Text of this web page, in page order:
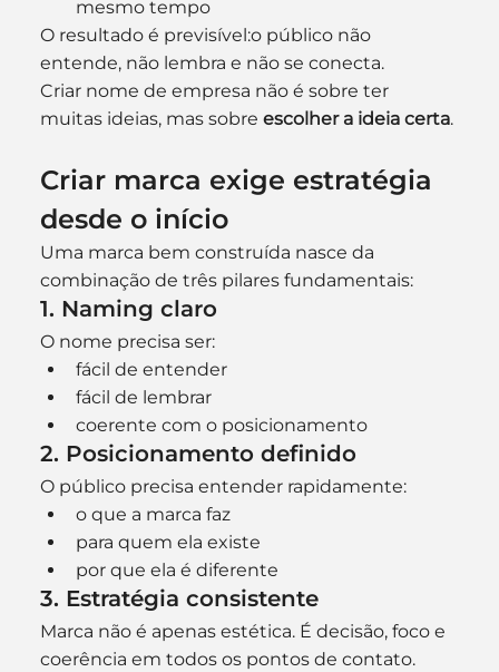
mesmo tempo
O resultado é previsível:o público não
entende, não lembra e não se conecta.
Criar nome de empresa não é sobre ter
muitas ideias, mas sobre escolher a ideia certa.
Criar marca exige estratégia
desde o início
Uma marca bem construída nasce da
combinação de três pilares fundamentais:
1. Naming claro
O nome precisa ser:
fácil de entender
fácil de lembrar
coerente com o posicionamento
2. Posicionamento definido
O público precisa entender rapidamente:
o que a marca faz
para quem ela existe
por que ela é diferente
3. Estratégia consistente
Marca não é apenas estética. É decisão, foco e
coerência em todos os pontos de contato.